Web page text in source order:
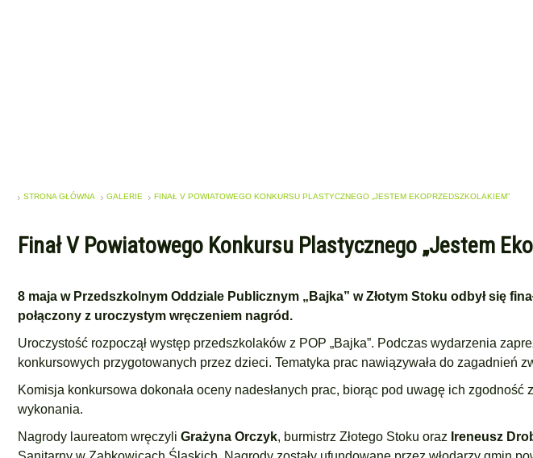
STRONA GŁÓWNA GALERIE FINAŁ V POWIATOWEGO KONKURSU PLASTYCZNEGO „JESTEM EKOPRZEDSZKOLAKIEM”
Finał V Powiatowego Konkursu Plastycznego „Jestem
8 maja w Przedszkolnym Oddziale Publicznym „Bajka” w Złotym Stoku odbył się
połączony z uroczystym wręczeniem nagród.
Uroczystość rozpoczął występ przedszkolaków z POP „Bajka”. Podczas wydarzenia
konkursowych przygotowanych przez dzieci. Tematyka prac nawiązywała do zagadnień
Komisja konkursowa dokonała oceny nadesłanych prac, biorąc pod uwagę ich zgodność
wykonania.
Nagrody laureatom wręczyli Grażyna Orczyk, burmistrz Złotego Stoku oraz Ireneusz